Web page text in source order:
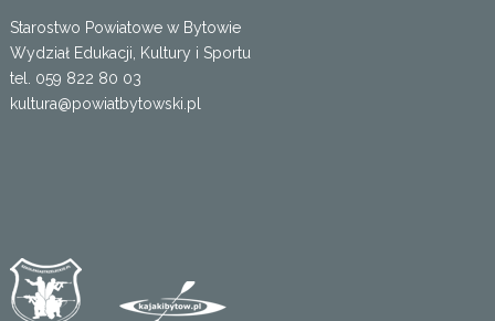
Starostwo Powiatowe w Bytowie
Wydział Edukacji, Kultury i Sportu
tel. 059 822 80 03
kultura@powiatbytowski.pl